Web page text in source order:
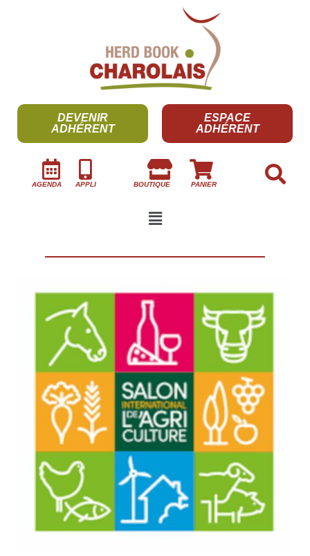
DEVENIR
ADHÉRENT
ESPACE
ADHÉRENT
AGENDA APPLI BOUTIQUE PANIER